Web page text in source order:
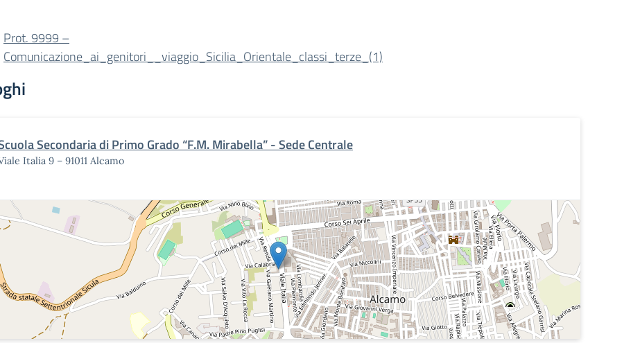
Prot. 9999 –
Comunicazione_ai_genitori__viaggio_Sicilia_Orientale_classi_terze_(1)
Secondaria di Primo Grado “F.M. Mirabella” - Sede Centrale
Italia 9 – 91011 Alcamo